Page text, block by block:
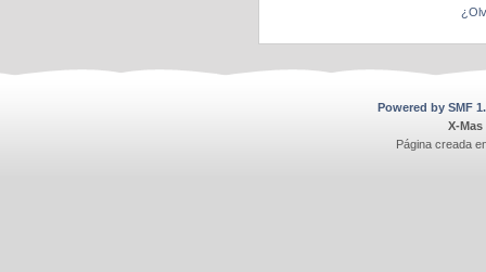
Powered by SMF
X-Mas
Página creada